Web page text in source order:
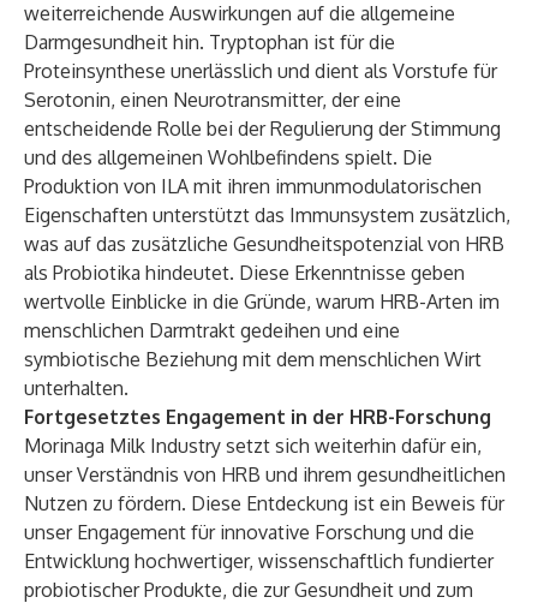
weiterreichende Auswirkungen auf die allgemeine
Darmgesundheit hin. Tryptophan ist für die
Proteinsynthese unerlässlich und dient als Vorstufe für
Serotonin, einen Neurotransmitter, der eine
entscheidende Rolle bei der Regulierung der Stimmung
und des allgemeinen Wohlbefindens spielt. Die
Produktion von ILA mit ihren immunmodulatorischen
Eigenschaften unterstützt das Immunsystem zusätzlich,
was auf das zusätzliche Gesundheitspotenzial von HRB
als Probiotika hindeutet. Diese Erkenntnisse geben
wertvolle Einblicke in die Gründe, warum HRB-Arten im
menschlichen Darmtrakt gedeihen und eine
symbiotische Beziehung mit dem menschlichen Wirt
unterhalten.
Fortgesetztes Engagement in der HRB-Forschung
Morinaga Milk Industry setzt sich weiterhin dafür ein,
unser Verständnis von HRB und ihrem gesundheitlichen
Nutzen zu fördern. Diese Entdeckung ist ein Beweis für
unser Engagement für innovative Forschung und die
Entwicklung hochwertiger, wissenschaftlich fundierter
probiotischer Produkte, die zur Gesundheit und zum